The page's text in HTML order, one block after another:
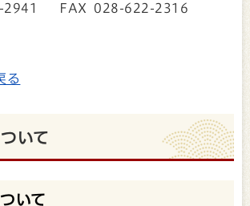
2941 FAX 028-622-2316
る
いて
いて